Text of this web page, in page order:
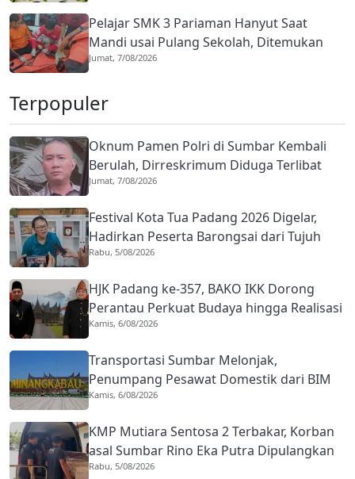
Pelajar SMK 3 Pariaman Hanyut Saat
Mandi usai Pulang Sekolah, Ditemukan
Meninggal
Jumat, 7/08/2026
Terpopuler
Oknum Pamen Polri di Sumbar Kembali
Berulah, Dirreskrimum Diduga Terlibat
Kekerasan dengan Seorang Sopir
Jumat, 7/08/2026
Festival Kota Tua Padang 2026 Digelar,
Hadirkan Peserta Barongsai dari Tujuh
Negara
Rabu, 5/08/2026
HJK Padang ke-357, BAKO IKK Dorong
Perantau Perkuat Budaya hingga Realisasi
Kota Gastronomi
Kamis, 6/08/2026
Transportasi Sumbar Melonjak,
Penumpang Pesawat Domestik dari BIM
Naik Hampir 33 Persen
Kamis, 6/08/2026
KMP Mutiara Sentosa 2 Terbakar, Korban
asal Sumbar Rino Eka Putra Dipulangkan
ke Agam
Rabu, 5/08/2026